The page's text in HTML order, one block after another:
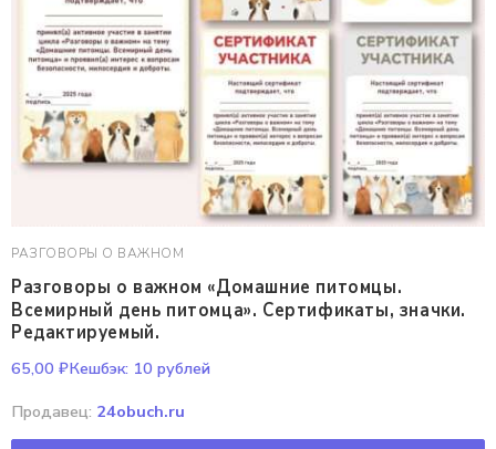
РАЗГОВОРЫ О ВАЖНОМ
Разговоры о важном «Домашние питомцы.
Всемирный день питомца». Сертификаты, значки.
Редактируемый.
65,00 ₽Кешбэк: 10 рублей
Продавец: 24obuch.ru